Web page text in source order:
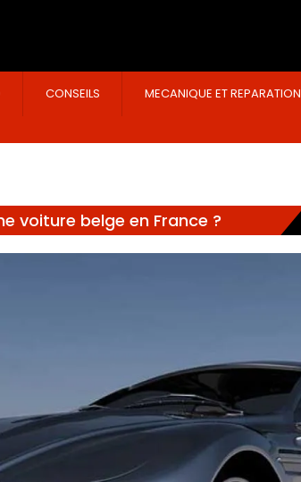
CONSEILS MECANIQUE ET REPARATION
voiture belge en France ?